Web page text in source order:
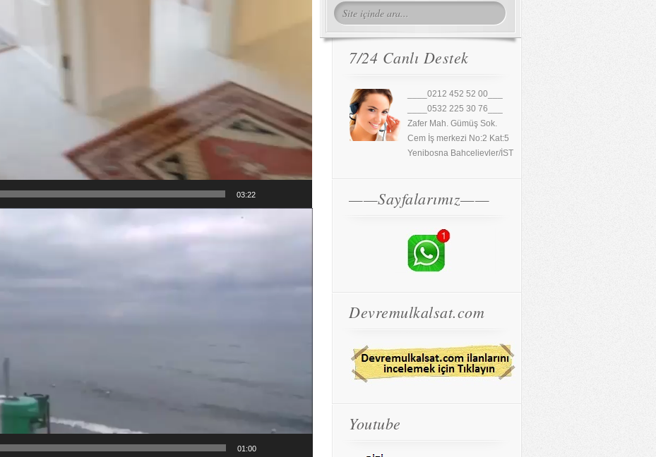
03:22
01:00
7/24 Canlı Destek
____0212 452 52 00___
____0532 225 30 76___
Zafer Mah. Gümüş Sok.
Cem İş merkezi No:2 Kat:5
Yenibosna Bahcelievler/İST
——Sayfalarımız——
Devremulkalsat.com
Youtube